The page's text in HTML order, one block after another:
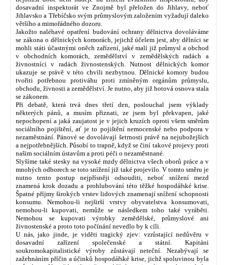
dosavadní inspektorát ve Znojmě byl přeložen do Jihlavy, neboť
Jihlavsko a Třebíčsko svým průmyslovým založením vyžadují daleko
většího a mimořádného dozoru.
Jakožto naléhavé opatření budování ochrany dělnictva dovoláváme
se zákona o dělnických komorách, jejichž účelem jest, aby dělníci se
mohli státi účastnými oněch zařízení, jaké malí již průmysl a obchod
v obchodních komorách, zemědělství v zemědělských radách a
živnostníci v radách živnostenských. Nutnost dělnických komor
ukazuje se právě v této chvíli nezbytnou. Dělnické komory budou
tvořiti potřebnou protiváhu proti zmíněným orgánům průmyslu,
obchodu, živnosti a zemědělství. Je nutno, aby již hotová osnova stala
se zákonem.
Při debatě, která trvá dnes třetí den, poslouchal jsem výklady
některých pánů, a musím přiznati, ze jsem byl překvapen, jaké
nepochopení a jaká zaujatost je v jejich kruzích oproti všem směrům
sociálního pojištění, ať je to pojištění nemocenské nebo podpora v
nezaměstnání. Pánové se dovolávají šetrnosti právě na nejubožejších
a nejpotřebnějších. Působí to trapně, když se činí takové projevy proti
našim sociálním ústavům a proti péči o nezaměstnané.
Slyšíme také stesky na vysoké mzdy dělnictva všech oborů práce a v
mnohých odborech se toto snížení již také projevilo. V tomto směru je
nutno tento postup nejpřísněji odsouditi, neboť snížení mezd
znamená krok dozadu a prohlubování této těžké hospodářské krise.
Špatné příjmy širokých vrstev lidových znamenají snížení schopnosti
konsumu. Nemohou-li nejširší vrstvy obyvatelstva konsumovati,
nemohou-li kupovati, nemůže se následkem toho také vyráběti.
Nemohou se kupovati výrobky zemědělské, průmyslové ani
živnostenské a proto toto počínání nevedlo by k cíli.
U nás, jako jinde, je viděti tragický zjev: vzrůstající nedůvěru v
dosavadní zařízení společenské a státní. Kapitáni
soukromokapitalistické výroby zůstávají neteční. Nezabývají se
zažehnáním příčin a účinků hospodářské krise, jichž spoluvinou byla